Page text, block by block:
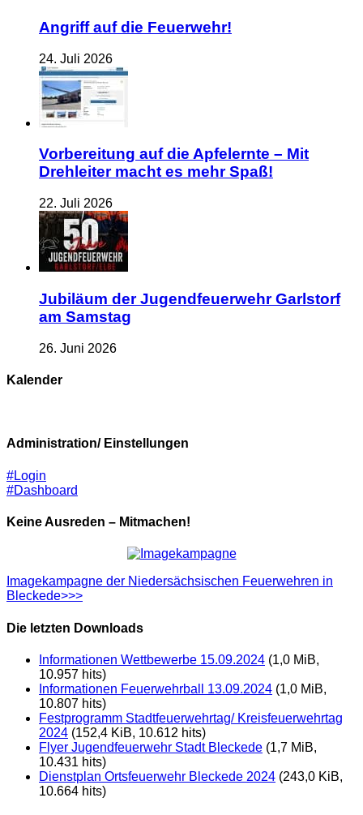
Angriff auf die Feuerwehr!
24. Juli 2026
Vorbereitung auf die Apfelernte – Mit
Drehleiter macht es mehr Spaß!
22. Juli 2026
Jubiläum der Jugendfeuerwehr Garlstorf
am Samstag
26. Juni 2026
Kalender
Administration/ Einstellungen
#Login
#Dashboard
Keine Ausreden – Mitmachen!
Imagekampagne der Niedersächsischen Feuerwehren in
Bleckede>>>
Die letzten Downloads
Informationen Wettbewerbe 15.09.2024 (1,0 MiB,
10.957 hits)
Informationen Feuerwehrball 13.09.2024 (1,0 MiB,
10.807 hits)
Festprogramm Stadtfeuerwehrtag/ Kreisfeuerwehrtag
2024 (152,4 KiB, 10.612 hits)
Flyer Jugendfeuerwehr Stadt Bleckede (1,7 MiB,
10.431 hits)
Dienstplan Ortsfeuerwehr Bleckede 2024 (243,0 KiB,
10.664 hits)